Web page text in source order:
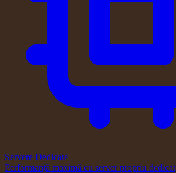
Servere Dedicate
Performanță maximă cu server propriu dedicat